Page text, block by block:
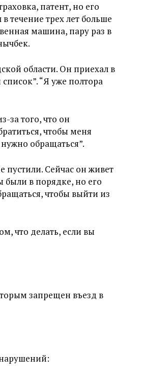
патент, но его
течение трех лет больше
машина, пару раз в
области. Он приехал в
“Я уже полтора
за того, что он
чтобы меня
обращаться”.
пустили. Сейчас он живет
были в порядке, но его
чтобы выйти из
что делать, если вы
запрещен въезд в